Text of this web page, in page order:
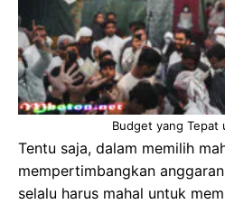
Budget yang Tepat
Tentu saja, dalam memilih
mempertimbangkan
selalu harus mahal untuk